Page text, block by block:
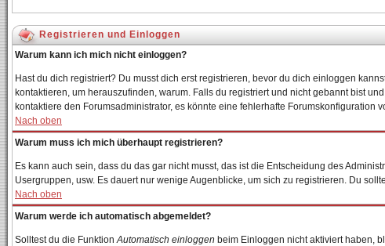
Registrieren und Einloggen
Warum kann ich mich nicht einloggen?
Hast du dich registriert? Du musst dich erst registrieren, bevor du dich einloggen
kontaktieren, um herauszufinden, warum. Falls du registriert und nicht gebannt bist
kontaktiere den Forumsadministrator, es könnte eine fehlerhafte Forumskonfiguration
Nach oben
Warum muss ich mich überhaupt registrieren?
Es kann auch sein, dass du das gar nicht musst, das ist die Entscheidung des
Usergruppen, usw. Es dauert nur wenige Augenblicke, um sich zu registrieren. Du
Nach oben
Warum werde ich automatisch abgemeldet?
Solltest du die FunktionAutomatisch einloggen beim Einloggen nicht aktiviert haben,